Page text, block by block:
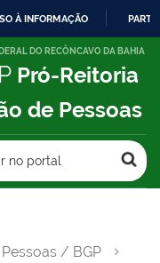
À INFORMAÇÃO
DO RECÔNCAVO DA BAHIA
Pró-Reitoria
de Pessoas
no portal
/ BGP